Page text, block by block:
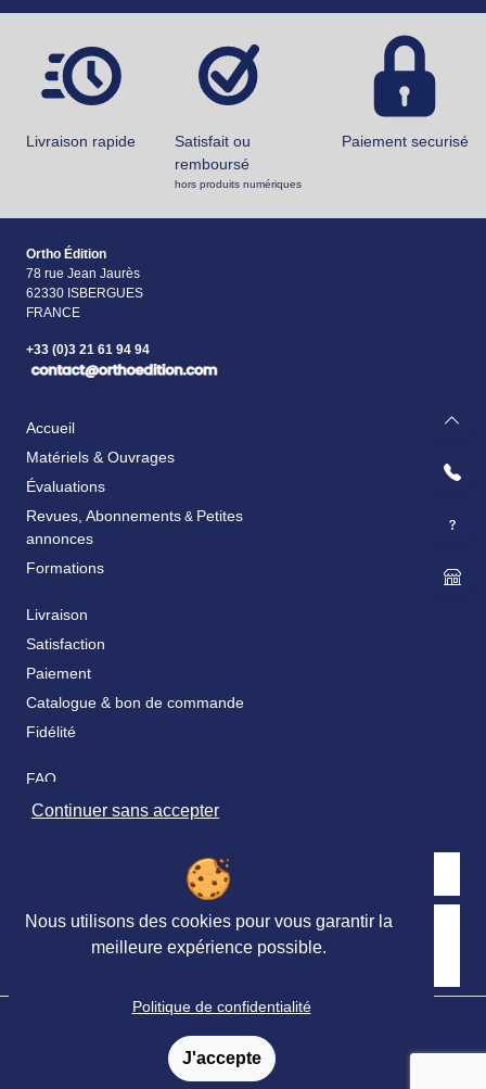
Livraison rapide
Satisfait ou
remboursé
hors produits numériques
Paiement securisé
Ortho Édition
78 rue Jean Jaurès
62330 ISBERGUES
FRANCE
+33 (0)3 21 61 94 94
Accueil
Matériels & Ouvrages
Évaluations
Revues, Abonnements & Petites
annonces
Formations
Livraison
Satisfaction
Paiement
Catalogue & bon de commande
Fidélité
FAQ
Nos partenaires
Retrouvez nous sur les réseaux sociaux
Conditions générales de vente
Conditions générales de Services
-
Continuer sans accepter
Nous utilisons des cookies pour vous garantir la
meilleure expérience possible.
Politique de confidentialité
J'accepte